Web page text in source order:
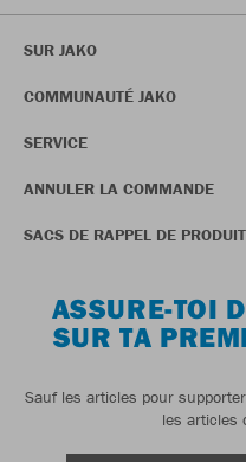
SUR JAKO
COMMUNAUTÉ JAKO
SERVICE
ANNULER LA COMMANDE
SACS DE RAPPEL DE
ASSURE-TOI
SUR TA
Sauf les articles pour
les articles